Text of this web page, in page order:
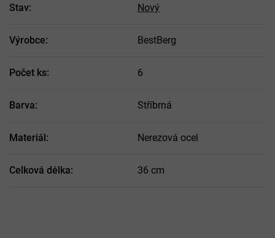
Stav: Nový
Výrobce: BestBerg
Počet ks: 6
Barva: Stříbrná
Materiál: Nerezová ocel
Celková délka: 36 cm